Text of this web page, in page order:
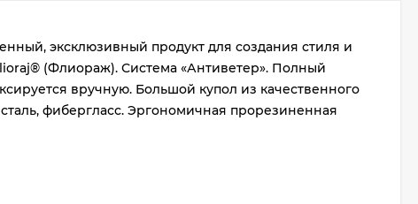
эксклюзивный продукт для создания стиля и
(Флиораж). Система «Антиветер». Полный
вручную. Большой купол из качественного
фибергласс. Эргономичная прорезиненная